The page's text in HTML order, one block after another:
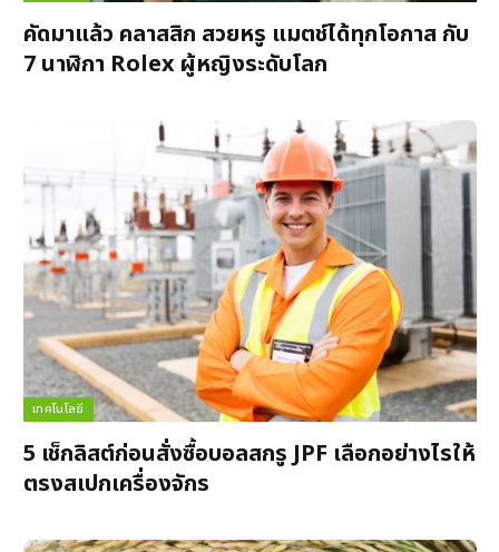
คัดมาแล้ว คลาสสิก สวยหรู แมตช์ได้ทุกโอกาส กับ
7 นาฬิกา Rolex ผู้หญิงระดับโลก
เทคโนโลยี
5 เช็กลิสต์ก่อนสั่งซื้อบอลสกรู JPF เลือกอย่างไรให้
ตรงสเปกเครื่องจักร